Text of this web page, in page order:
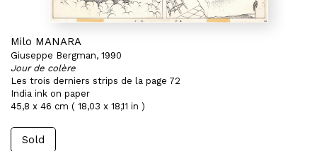
Milo MANARA
Giuseppe Bergman, 1990
Jour de colère
Les trois derniers strips de la page 72
India ink on paper
45,8 x 46 cm ( 18,03 x 18,11 in )
Sold